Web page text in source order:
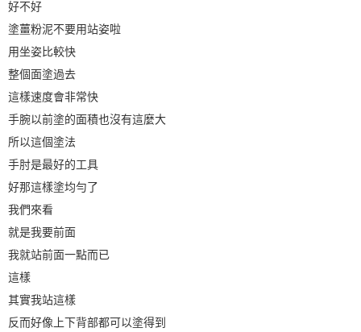
好不好
塗薑粉泥不要用站姿啦
用坐姿比較快
整個面塗過去
這樣速度會非常快
手腕以前塗的面積也沒有這麼大
所以這個塗法
手肘是最好的工具
好那這樣塗均勻了
我們來看
就是我要前面
我就站前面一點而已
這樣
其實我站這樣
反而好像上下背部都可以塗得到